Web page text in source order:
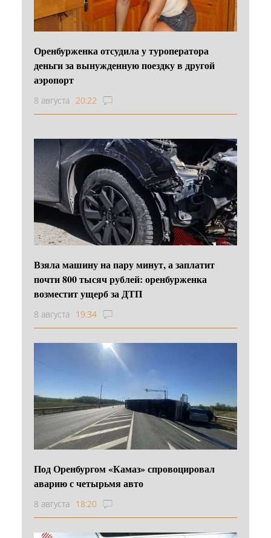
Оренбурженка отсудила у туроператора
деньги за вынужденную поездку в другой
аэропорт
8 августа 20:22
Взяла машину на пару минут, а заплатит
почти 800 тысяч рублей: оренбурженка
возместит ущерб за ДТП
8 августа 19:34
Под Оренбургом «Камаз» спровоцировал
аварию с четырьмя авто
8 августа 18:20